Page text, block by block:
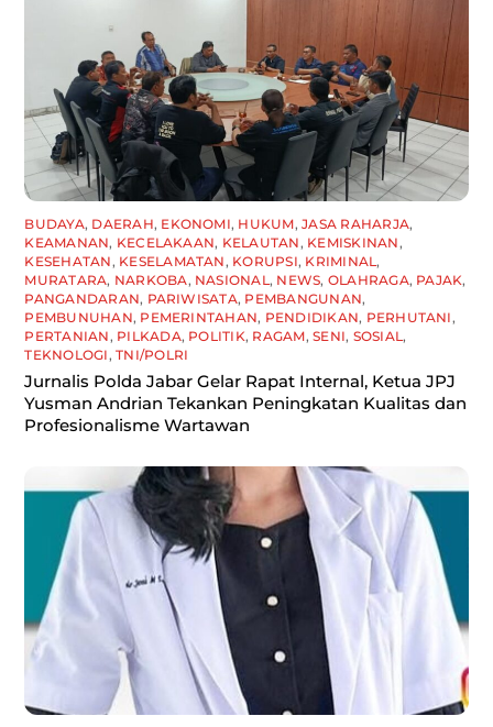
BUDAYA, DAERAH, EKONOMI, HUKUM,JASA RAHARJA,
KEAMANAN, KECELAKAAN, KELAUTAN , KEMISKINAN ,
KESEHATAN , KESELAMATAN , KORUPSI, KRIMINAL ,
MURATARA, NARKOBA, NASIONAL , NEWS, OLAHRAGA, PAJAK,
PANGANDARAN, PARIWISATA, PEMBANGUNAN,
PEMBUNUHAN, PEMERINTAHAN, PENDIDIKAN, PERHUTANI ,
PERTANIAN , PILKADA, POLITIK, RAGAM,SENI, SOSIAL ,
TEKNOLOGI ,TNI/POLRI
Jurnalis Polda Jabar Gelar Rapat Internal, Ketua JPJ
Yusman Andrian Tekankan Peningkatan Kualitas dan
Profesionalisme Wartawan